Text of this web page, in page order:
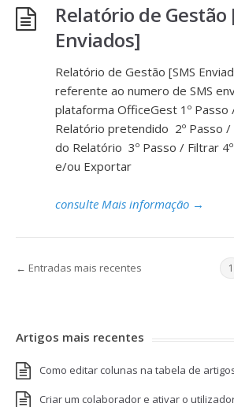
Relatório de Gestão
Enviados]
Relatório de Gestão [SMS
referente ao numero de SMS
plataforma OfficeGest 1º Passo
Relatório pretendido 2º Passo
do Relatório 3º Passo / Filtrar
e/ou Exportar
consulte Mais informação →
← Entradas mais recentes 1
Artigos mais recentes
Como editar colunas na tabela de
Criar um colaborador e ativar o